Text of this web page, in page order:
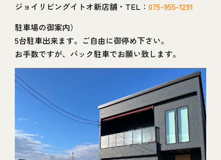
ジョイリビングイトオ新店舗・TEL： 075-955-1291
駐車場の御案内）
5台駐車出来ます。ご自由に御停め下さい。
お手数ですが、バック駐車でお願い致します。